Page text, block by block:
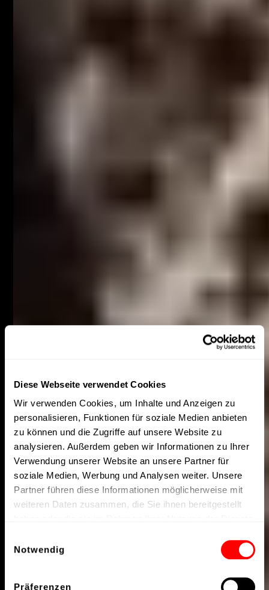
Diese Webseite verwendet Cookies
Wir verwenden Cookies, um Inhalte und Anzeigen zu
personalisieren, Funktionen für soziale Medien anbieten
zu können und die Zugriffe auf unsere Website zu
analysieren. Außerdem geben wir Informationen zu Ihrer
Verwendung unserer Website an unsere Partner für
soziale Medien, Werbung und Analysen weiter. Unsere
Partner führen diese Informationen möglicherweise mit
weiteren Daten zusammen, die Sie ihnen bereitgestellt
Notwendig
Präferenzen